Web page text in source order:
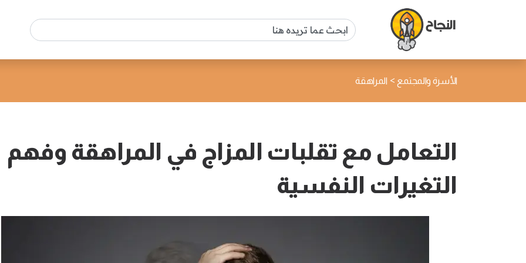
الأسرة والمجتمع > المراهقة
التعامل مع تقلبات المزاج في المراهقة وفهم
التغيرات النفسية